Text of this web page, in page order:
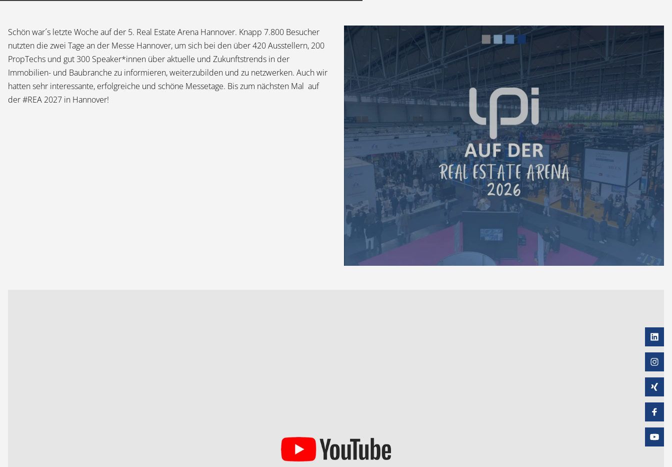
Schön war´s letzte Woche auf der 5. Real Estate Arena Hannover. Knapp 7.800 Besucher
nutzten die zwei Tage an der Messe Hannover, um sich bei den über 420 Ausstellern, 200
PropTechs und gut 300 Speaker*innen über aktuelle und Zukunftstrends in der
Immobilien- und Baubranche zu informieren, weiterzubilden und zu netzwerken. Auch wir
hatten sehr interessante, erfolgreiche und schöne Messetage. Bis zum nächsten Mal auf
der #REA 2027 in Hannover!